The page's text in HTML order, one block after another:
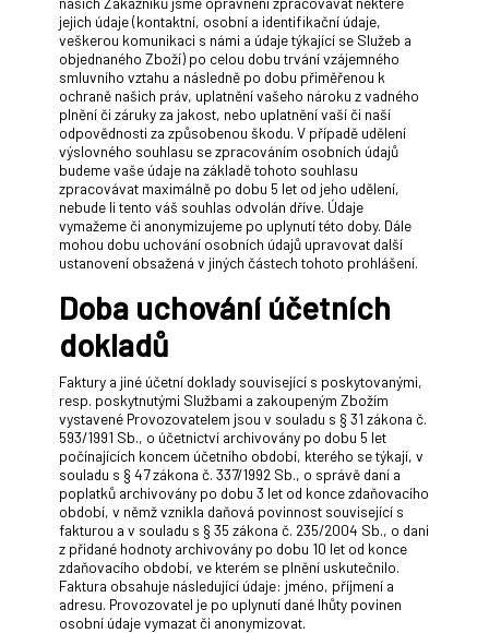
jejich údaje (kontaktní, osobní a identifikační údaje,
veškerou komunikaci s námi a údaje týkající se Služeb a
objednaného Zboží) po celou dobu trvání vzájemného
smluvního vztahu a následně po dobu přiměřenou k
ochraně našich práv, uplatnění vašeho nároku z vadného
plnění či záruky za jakost, nebo uplatnění vaší či naší
odpovědnosti za způsobenou škodu. V případě udělení
výslovného souhlasu se zpracováním osobních údajů
budeme vaše údaje na základě tohoto souhlasu
zpracovávat maximálně po dobu 5 let od jeho udělení,
nebude li tento váš souhlas odvolán dříve. Údaje
vymažeme či anonymizujeme po uplynutí této doby. Dále
mohou dobu uchování osobních údajů upravovat další
ustanovení obsažená v jiných částech tohoto prohlášení.
Doba uchování účetních
dokladů
Faktury a jiné účetní doklady související s poskytovanými,
resp. poskytnutými Službami a zakoupeným Zbožím
vystavené Provozovatelem jsou v souladu s § 31 zákona č.
593/1991 Sb., o účetnictví archivovány po dobu 5 let
počínajících koncem účetního období, kterého se týkají, v
souladu s § 47 zákona č. 337/1992 Sb., o správě daní a
poplatků archivovány po dobu 3 let od konce zdaňovacího
období, v němž vznikla daňová povinnost související s
fakturou a v souladu s § 35 zákona č. 235/2004 Sb., o dani
z přidané hodnoty archivovány po dobu 10 let od konce
zdaňovacího období, ve kterém se plnění uskutečnilo.
Faktura obsahuje následující údaje: jméno, příjmení a
adresu. Provozovatel je po uplynutí dané lhůty povinen
osobní údaje vymazat či anonymizovat.